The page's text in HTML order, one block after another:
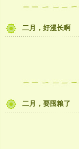
二月，好漫长啊
二月，要囤粮了